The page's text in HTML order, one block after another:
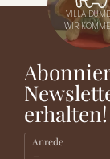
VILLA
WIR
erhalten!
Anrede